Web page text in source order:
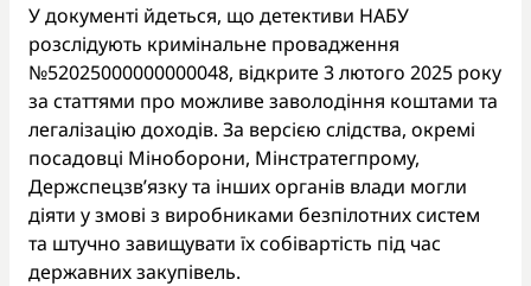
У документі йдеться, що детективи НАБУ
розслідують кримінальне провадження
№52025000000000048, відкрите 3 лютого 2025 року
за статтями про можливе заволодіння коштами та
легалізацію доходів. За версією слідства, окремі
посадовці Міноборони, Мінстратегпрому,
Держспецзв’язку та інших органів влади могли
діяти у змові з виробниками безпілотних систем
та штучно завищувати їх собівартість під час
державних закупівель.